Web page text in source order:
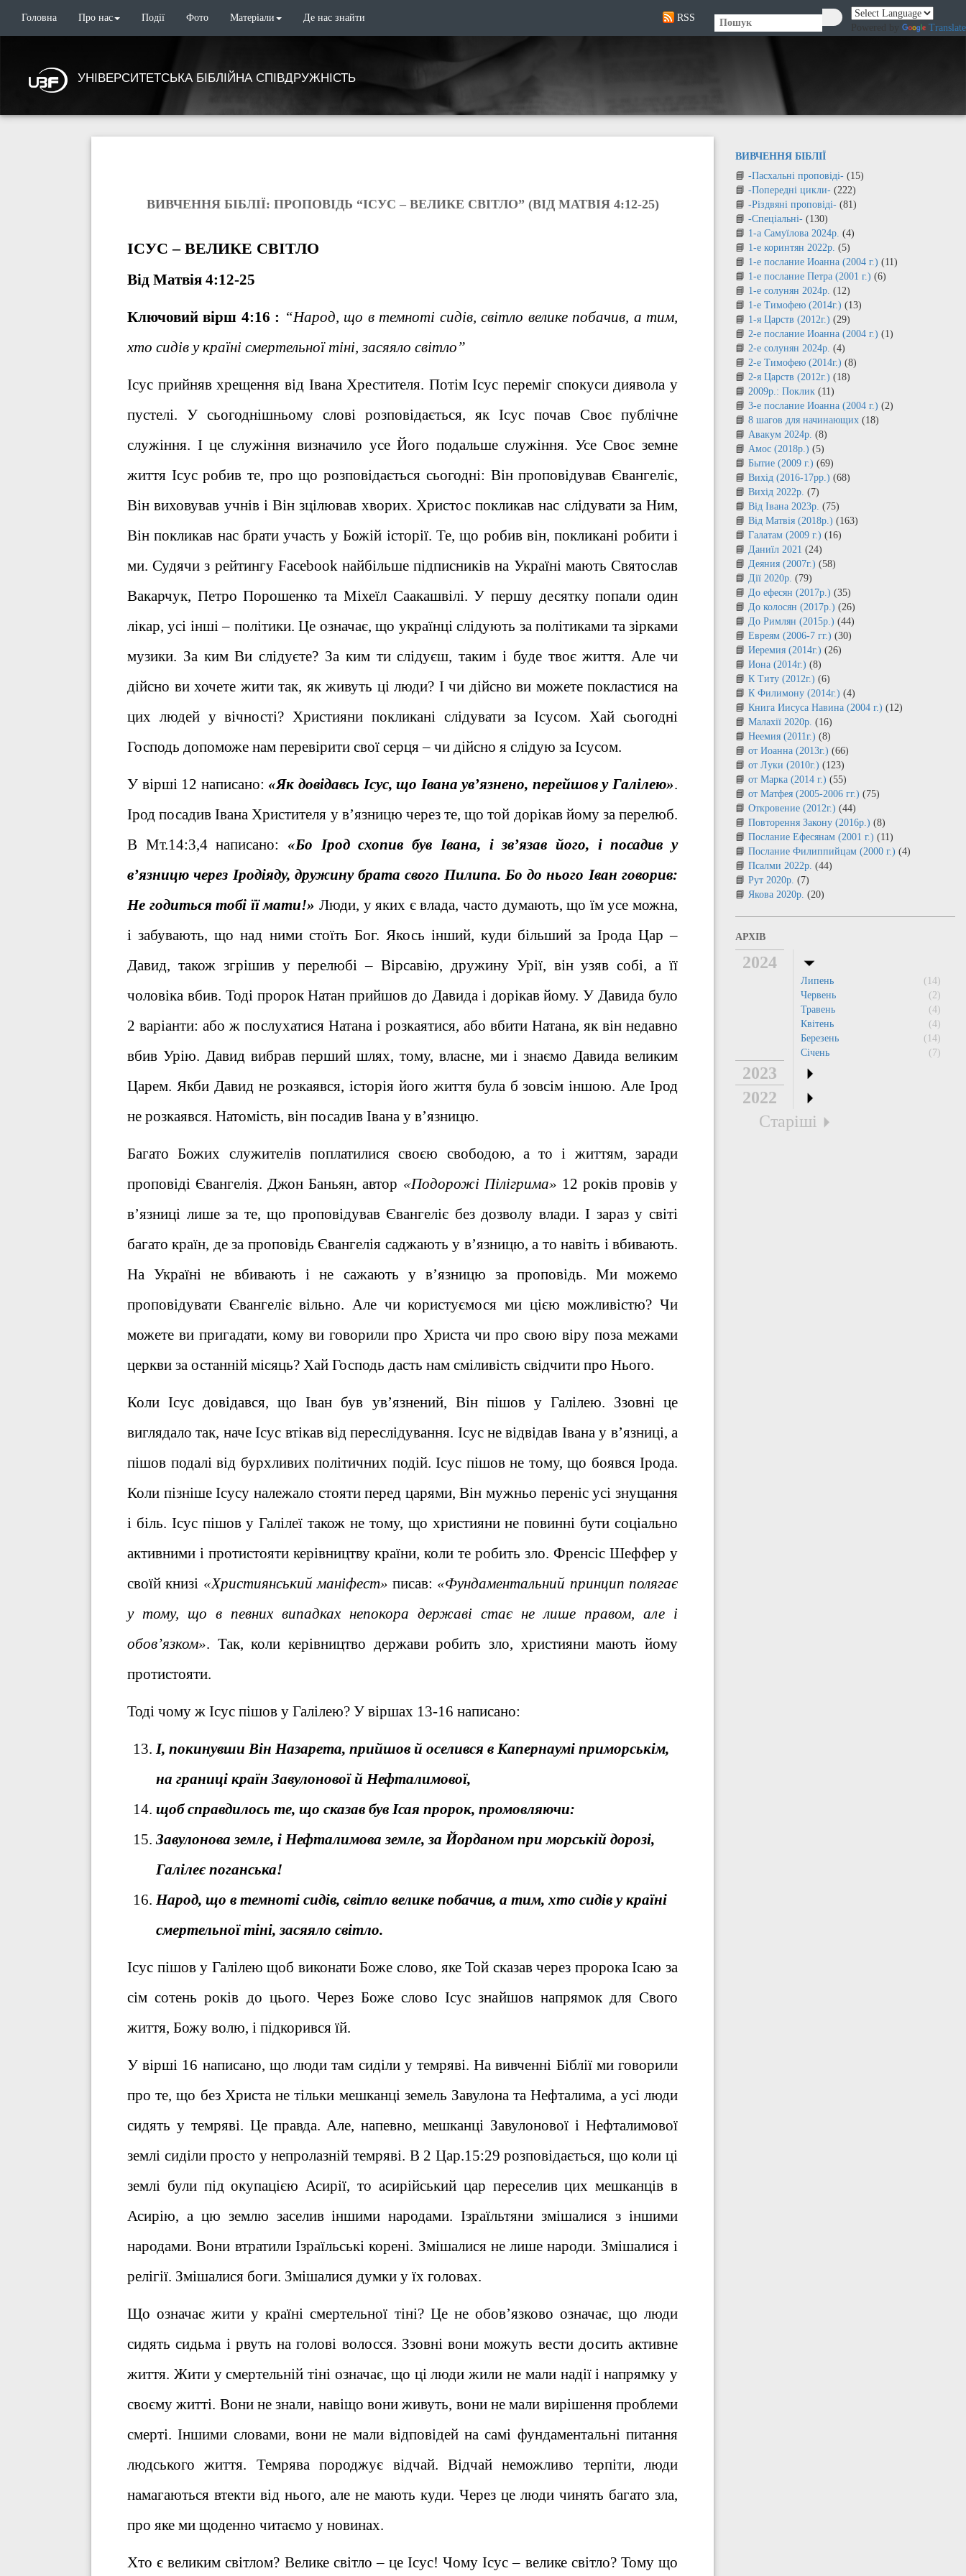
Головна Про нас Події Фото Матеріали Де нас знайти RSS 🔍
Translate
УНІВЕРСИТЕТСЬКА БІБЛІЙНА СПІВДРУЖНІСТЬ
ВИВЧЕННЯ БІБЛІЇ: ПРОПОВІДЬ “ІСУС – ВЕЛИКЕ СВІТЛО” (ВІД МАТВІЯ 4:12-25)
ІСУС – ВЕЛИКЕ СВІТЛО
Від Матвія 4:12-25
Ключовий вірш 4:16 : “Народ, що в темноті сидів, світло велике побачив, а тим,
хто сидів у країні смертельної тіні, засяяло світло”
Ісус прийняв хрещення від Івана Хрестителя. Потім Ісус переміг спокуси диявола у
пустелі. У сьогоднішньому слові розповідається, як Ісус почав Своє публічне
служіння. І це служіння визначило усе Його подальше служіння. Усе Своє земне
життя Ісус робив те, про що розповідається сьогодні: Він проповідував Євангеліє,
Він виховував учнів і Він зцілював хворих. Христос покликав нас слідувати за Ним,
Він покликав нас брати участь у Божій історії. Те, що робив він, покликані робити і
ми. Судячи з рейтингу Facebook найбільше підписників на Україні мають Святослав
Вакарчук, Петро Порошенко та Міхеїл Саакашвілі. У першу десятку попали один
лікар, усі інші – політики. Це означає, що українці слідують за політиками та зірками
музики. За ким Ви слідуєте? За ким ти слідуєш, таким і буде твоє життя. Але чи
дійсно ви хочете жити так, як живуть ці люди? І чи дійсно ви можете покластися на
цих людей у вічності? Християни покликані слідувати за Ісусом. Хай сьогодні
Господь допоможе нам перевірити свої серця – чи дійсно я слідую за Ісусом.
У вірші 12 написано:«Як довідавсь Ісус, що Івана ув’язнено, перейшов у Галілею».
Ірод посадив Івана Христителя у в’язницю через те, що той дорікав йому за перелюб.
В Мт.14:3,4 написано:«Бо Ірод схопив був Івана, і зв’язав його, і посадив у
в’язницю через Іродіяду, дружину брата свого Пилипа. Бо до нього Іван говорив:
Не годиться тобі її мати!» Люди, у яких є влада, часто думають, що їм усе можна,
і забувають, що над ними стоїть Бог. Якось інший, куди більший за Ірода Цар –
Давид, також згрішив у перелюбі – Вірсавію, дружину Урії, він узяв собі, а її
чоловіка вбив. Тоді пророк Натан прийшов до Давида і дорікав йому. У Давида було
2 варіанти: або ж послухатися Натана і розкаятися, або вбити Натана, як він недавно
вбив Урію. Давид вибрав перший шлях, тому, власне, ми і знаємо Давида великим
Царем. Якби Давид не розкаявся, історія його життя була б зовсім іншою. Але Ірод
не розкаявся. Натомість, він посадив Івана у в’язницю.
Багато Божих служителів поплатилися своєю свободою, а то і життям, заради
проповіді Євангелія. Джон Баньян, автор «Подорожі Пілігрима» 12 років провів у
в’язниці лише за те, що проповідував Євангеліє без дозволу влади. І зараз у світі
багато країн, де за проповідь Євангелія саджають у в’язницю, а то навіть і вбивають.
На Україні не вбивають і не сажають у в’язницю за проповідь. Ми можемо
проповідувати Євангеліє вільно. Але чи користуємося ми цією можливістю? Чи
можете ви пригадати, кому ви говорили про Христа чи про свою віру поза межами
церкви за останній місяць? Хай Господь дасть нам сміливість свідчити про Нього.
Коли Ісус довідався, що Іван був ув’язнений, Він пішов у Галілею. Ззовні це
виглядало так, наче Ісус втікав від переслідування. Ісус не відвідав Івана у в’язниці, а
пішов подалі від бурхливих політичних подій. Ісус пішов не тому, що боявся Ірода.
Коли пізніше Ісусу належало стояти перед царями, Він мужньо переніс усі знущання
і біль. Ісус пішов у Галілеї також не тому, що християни не повинні бути соціально
активними і протистояти керівництву країни, коли те робить зло. Френсіс Шеффер у
своїй книзі «Християнський маніфест» писав: «Фундаментальний принцип полягає
у тому, що в певних випадках непокора державі стає не лише правом, але і
обов’язком». Так, коли керівництво держави робить зло, християни мають йому
протистояти.
Тоді чому ж Ісус пішов у Галілею? У віршах 13-16 написано:
І, покинувши Він Назарета, прийшов й оселився в Капернаумі приморськім,
на границі країн Завулонової й Нефталимової,
щоб справдилось те, що сказав був Ісая пророк, промовляючи:
Завулонова земле, і Нефталимова земле, за Йорданом при морській дорозі,
Галілеє поганська!
Народ, що в темноті сидів, світло велике побачив, а тим, хто сидів у країні
смертельної тіні, засяяло світло.
Ісус пішов у Галілею щоб виконати Боже слово, яке Той сказав через пророка Ісаю за
сім сотень років до цього. Через Боже слово Ісус знайшов напрямок для Свого
життя, Божу волю, і підкорився їй.
У вірші 16 написано, що люди там сиділи у темряві. На вивченні Біблії ми говорили
про те, що без Христа не тільки мешканці земель Завулона та Нефталима, а усі люди
сидять у темряві. Це правда. Але, напевно, мешканці Завулонової і Нефталимової
землі сиділи просто у непролазній темряві. В 2 Цар.15:29 розповідається, що коли ці
землі були під окупацією Асирії, то асирійський цар переселив цих мешканців в
Асирію, а цю землю заселив іншими народами. Ізраїльтяни змішалися з іншими
народами. Вони втратили Ізраїльські корені. Змішалися не лише народи. Змішалися і
релігії. Змішалися боги. Змішалися думки у їх головах.
Що означає жити у країні смертельної тіні? Це не обов’язково означає, що люди
сидять сидьма і рвуть на голові волосся. Ззовні вони можуть вести досить активне
життя. Жити у смертельній тіні означає, що ці люди жили не мали надії і напрямку у
своєму житті. Вони не знали, навіщо вони живуть, вони не мали вирішення проблеми
смерті. Іншими словами, вони не мали відповідей на самі фундаментальні питання
людського життя. Темрява породжує відчай. Відчай неможливо терпіти, люди
намагаються втекти від нього, але не мають куди. Через це люди чинять багато зла,
про яке ми щоденно читаємо у новинах.
Хто є великим світлом? Велике світло – це Ісус! Чому Ісус – велике світло? Тому що
ВИВЧЕННЯ БІБЛІЇ
-Пасхальні проповіді- (15)
-Попередні цикли- (222)
-Різдвяні проповіді- (81)
-Спеціальні- (130)
1-а Самуїлова 2024р. (4)
1-е коринтян 2022р. (5)
1-е послание Иоанна (2004 г.) (11)
1-е послание Петра (2001 г.) (6)
1-е солунян 2024р. (12)
1-е Тимофею (2014г.) (13)
1-я Царств (2012г.) (29)
2-е послание Иоанна (2004 г.) (1)
2-е солунян 2024р. (4)
2-е Тимофею (2014г.) (8)
2-я Царств (2012г.) (18)
2009р.: Поклик (11)
3-е послание Иоанна (2004 г.) (2)
8 шагов для начинающих (18)
Авакум 2024р. (8)
Амос (2018р.) (5)
Бытие (2009 г.) (69)
Вихід (2016-17рр.) (68)
Вихід 2022р. (7)
Від Івана 2023р. (75)
Від Матвія (2018р.) (163)
Галатам (2009 г.) (16)
Даниїл 2021 (24)
Деяния (2007г.) (58)
Дії 2020р. (79)
До ефесян (2017р.) (35)
До колосян (2017р.) (26)
До Римлян (2015р.) (44)
Евреям (2006-7 гг.) (30)
Иеремия (2014г.) (26)
Иона (2014г.) (8)
К Титу (2012г.) (6)
К Филимону (2014г.) (4)
Книга Иисуса Навина (2004 г.) (12)
Малахії 2020р. (16)
Неемия (2011г.) (8)
от Иоанна (2013г.) (66)
от Луки (2010г.) (123)
от Марка (2014 г.) (55)
от Матфея (2005-2006 гг.) (75)
Откровение (2012г.) (44)
Повторення Закону (2016р.) (8)
Послание Ефесянам (2001 г.) (11)
Послание Филиппийцам (2000 г.) (4)
Псалми 2022р. (44)
Рут 2020р. (7)
Якова 2020р. (20)
АРХІВ
2024
Липень
(14)
Червень
(2)
Травень
(4)
Квітень
(4)
Березень
(14)
Січень
(7)
2023
2022
Старіші